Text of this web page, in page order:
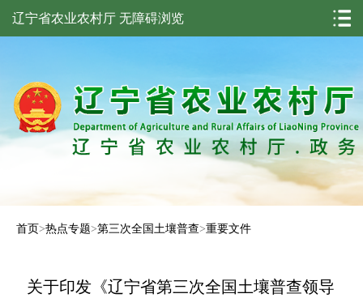
辽宁省农业农村厅 无障碍浏览
首页>热点专题>第三次全国土壤普查>重要文件
关于印发《辽宁省第三次全国土壤普查领导